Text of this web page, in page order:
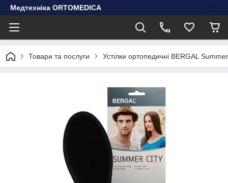
Медтехніка ORTOMEDICA
Товари та послуги Устілки ортопедичні BERGAL